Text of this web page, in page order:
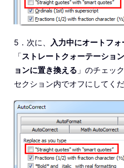
5．次に、 入力中にオートフォ
「ストレートクォーテーショ
ョンに置き換える 」のチェッ
セクション内でオフにしてくだ